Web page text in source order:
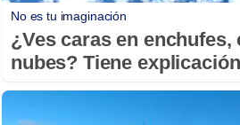
No es tu imaginación
¿Ves caras en enchufes,
nubes? Tiene explicación